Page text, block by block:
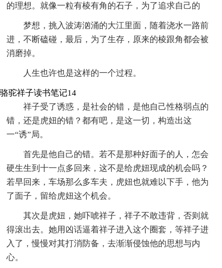
的理想。就像一粒有棱有角的石子，为了追求自己的
梦想，挑入波涛汹涌的大江里面，随着浇水一路前
进，不断磕碰，最后，为了生存，原来的棱跟角都会被
消磨掉。
人生也许也是这样的一个过程。
骆驼祥子读书笔记14
祥子受了诱惑，是社会的错，是他自己性格弱点的
错，还是虎妞的错？都有吧，是这一切，构造出这
一“诱”局。
首先是他自己的错。若不是那种好面子的人，怎会
硬生生到十一点多回来，这不是给虎妞现成的机会吗？
若早回来，车场那么多车夫，虎妞也就难以下手，他为
了面子，留给虎妞这个机会。
其次是虎妞，她吓唬祥子，祥子不敢违背，否则就
得滚出去。她用凶话逼着祥子进入这个圈套，等祥子进
入了，慢慢对其打消防备，去渐渐侵蚀他的思想与内
心。